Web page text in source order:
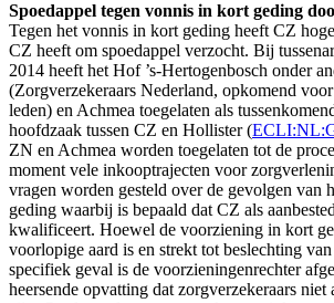
Spoedappel tegen vonnis in kort geding
Tegen het vonnis in kort geding heeft CZ
CZ heeft om spoedappel verzocht. Bij
2014 heeft het Hof ’s-Hertogenbosch onder
(Zorgverzekeraars Nederland, opkomend
leden) en Achmea toegelaten als
hoofdzaak tussen CZ en Hollister (
ZN en Achmea worden toegelaten tot de
moment vele inkooptrajecten voor
vragen worden gesteld over de gevolgen van
geding waarbij is bepaald dat CZ als
kwalificeert. Hoewel de voorziening in kort
voorlopige aard is en strekt tot beslechting
specifiek geval is de voorzieningenrechter
heersende opvatting dat zorgverzekeraars niet